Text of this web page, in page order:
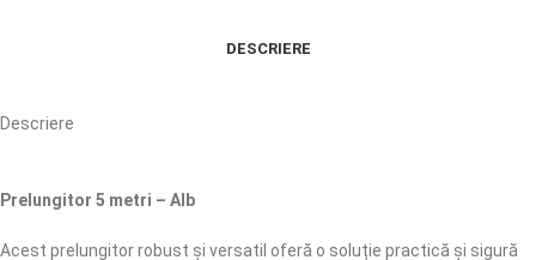
DESCRIERE
Descriere
Prelungitor 5 metri – Alb
Acest prelungitor robust și versatil oferă o soluție practică și sigură